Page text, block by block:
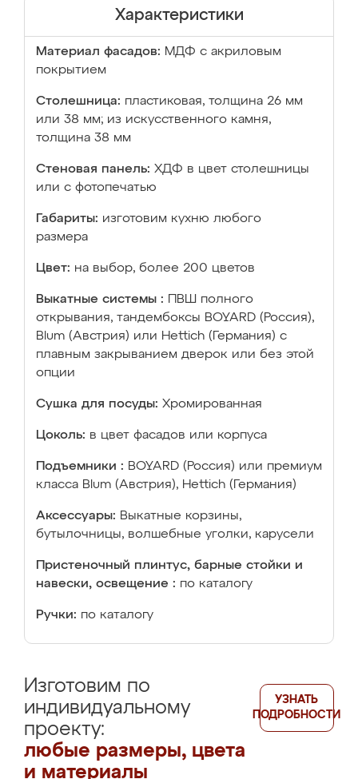
Характеристики
Материал фасадов: МДФ с акриловым
покрытием
Столешница: пластиковая, толщина 26 мм
или 38 мм; из искусственного камня,
толщина 38 мм
Стеновая панель: ХДФ в цвет столешницы
или с фотопечатью
Габариты: изготовим кухню любого
размера
Цвет: на выбор, более 200 цветов
Выкатные системы :
ПВШ полного
открывания, тандембоксы BOYARD (Россия),
Blum (Австрия) или Hettich (Германия) с
плавным закрыванием дверок или без этой
опции
Сушка для посуды: Хромированная
Цоколь: в цвет фасадов или корпуса
Подъемники : BOYARD (Россия) или премиум
класса Blum (Австрия), Hettich (Германия)
Аксессуары: Выкатные корзины,
бутылочницы, волшебные уголки, карусели
Пристеночный плинтус, барные стойки и
навески, освещение : по каталогу
Ручки: по каталогу
Изготовим по
индивидуальному
проекту:
любые размеры, цвета
и материалы
УЗНАТЬ
ПОДРОБНОСТИ